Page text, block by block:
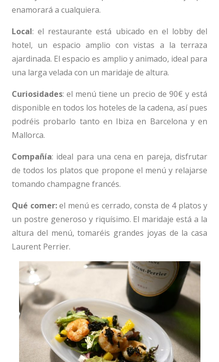
enamorará a cualquiera.
Local: el restaurante está ubicado en el lobby del
hotel, un espacio amplio con vistas a la terraza
ajardinada. El espacio es amplio y animado, ideal para
una larga velada con un maridaje de altura.
Curiosidades: el menú tiene un precio de 90€ y está
disponible en todos los hoteles de la cadena, así pues
podréis probarlo tanto en Ibiza en Barcelona y en
Mallorca.
Compañía: ideal para una cena en pareja, disfrutar
de todos los platos que propone el menú y relajarse
tomando champagne francés.
Qué comer:el menú es cerrado, consta de 4 platos y
un postre generoso y riquísimo. El maridaje está a la
altura del menú, tomaréis grandes joyas de la casa
Laurent Perrier.